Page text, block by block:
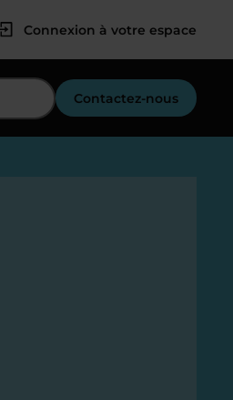
Connexion à votre espace
Contactez-nous